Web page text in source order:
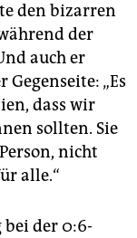
den bizarren
der
auch er
„Es
dass wir
sollten. Sie
nicht
alle.“
der 0:6-